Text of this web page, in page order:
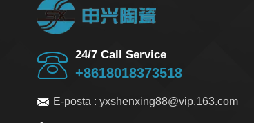
24/7 Call Service
+8618018373518
E-posta :yxshenxing88@vip.163.com